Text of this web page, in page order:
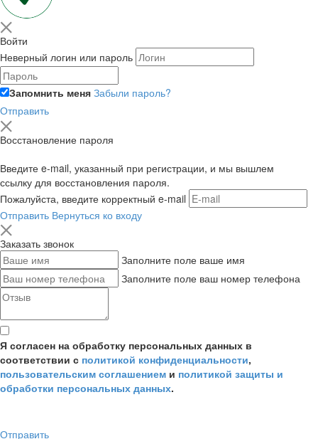
Войти
Неверный логин или пароль
Запомнить меня Забыли пароль?
Отправить
Восстановление пароля
Введите e-mail, указанный при регистрации, и мы вышлем
ссылку для восстановления пароля.
Пожалуйста, введите корректный e-mail
Отправить Вернуться ко входу
Заказать звонок
Заполните поле ваше имя
Заполните поле ваш номер телефона
Я согласен на обработку персональных данных в
соответствии с политикой конфиденциальности,
пользовательским соглашением и политикой защиты и
обработки персональных данных.
Отправить